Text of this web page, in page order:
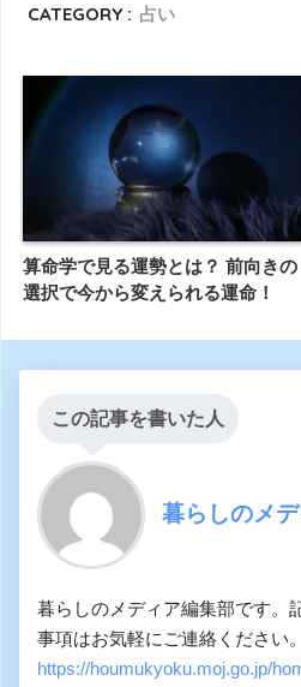
CATEGORY : 占い
算命学で見る運勢とは？ 前向きの
選択で今から変えられる運命！
この記事を書いた人
暮らしのメ
暮らしのメディア編集部です。
事項はお気軽にご連絡ください
https://houmukyoku.moj.go.jp/